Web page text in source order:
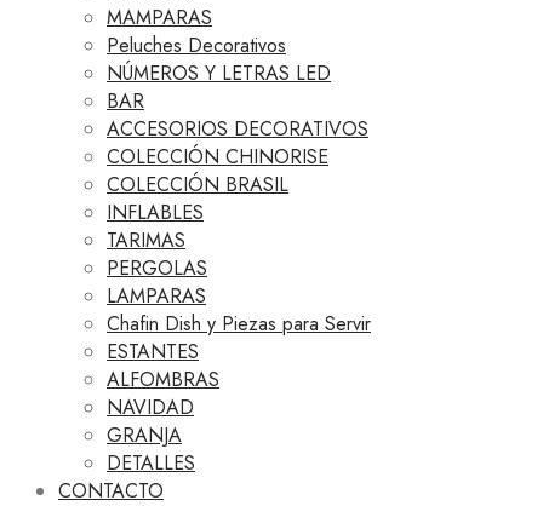
MAMPARAS
Peluches Decorativos
NÚMEROS Y LETRAS LED
BAR
ACCESORIOS DECORATIVOS
COLECCIÓN CHINORISE
COLECCIÓN BRASIL
INFLABLES
TARIMAS
PERGOLAS
LAMPARAS
Chafin Dish y Piezas para Servir
ESTANTES
ALFOMBRAS
NAVIDAD
GRANJA
DETALLES
CONTACTO